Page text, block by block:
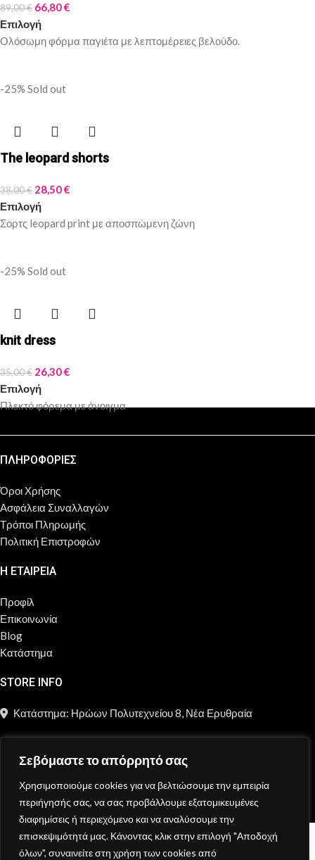
Σεβόμαστε το απόρρητό σας
Χρησιμοποιούμε cookies για να βελτιώσουμε την εμπειρία
περιήγησής σας, να σας προβάλλουμε εξατομικευμένες
διαφημίσεις ή περιεχόμενο και να αναλύσουμε την
επισκεψιμότητά μας. Κάνοντας κλικ στην επιλογή "Αποδοχή
όλων", συναινείτε στη χρήση των cookies από
89,00€ 66,80€
Επιλογή
Ολόσωμη φόρμα παγιέτα με λεπτομέρειες βελούδο.
-25% Sold out
The leopard shorts
38,00€ 28,50€
Επιλογή
Σορτς leopard print με αποσπώμενη ζώνη
-25% Sold out
knit dress
35,00€ 26,30€
Επιλογή
Πλεκτό φόρεμα με άνοιγμα
ΠΛΗΡΟΦΟΡΙΕΣ
Όροι Χρήσης
Ασφάλεια Συναλλαγών
Τρόποι Πληρωμής
Πολιτική Επιστροφών
Η ΕΤΑΙΡΕΙΑ
Προφίλ
Επικοινωνία
Blog
Κατάστημα
STORE INFO
Κατάστημα: Ηρώων Πολυτεχνείου 8, Νέα Ερυθραία
info@moncheri.store
Copyright © 2026 Mon Cheri / All rights reserved / Made with
{DE.CO.DE}
Κατάστημα